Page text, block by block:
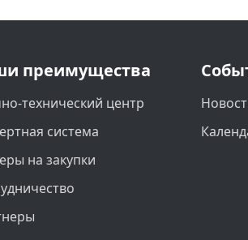
преимущества
технический центр
система
на закупки